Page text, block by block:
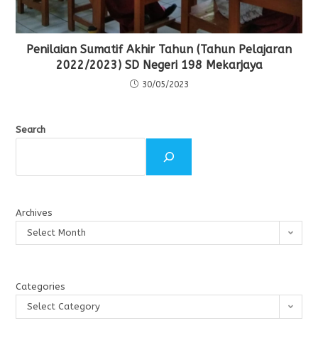
Penilaian Sumatif Akhir Tahun (Tahun Pelajaran
2022/2023) SD Negeri 198 Mekarjaya
30/05/2023
Search
Archives
Select Month
Categories
Select Category